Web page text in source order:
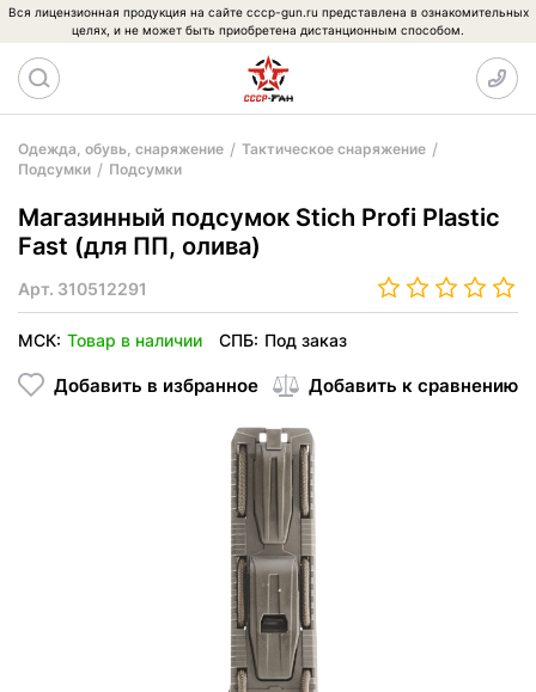
Вся лицензионная продукция на сайте cccp-gun.ru представлена в ознакомительных
целях, и не может быть приобретена дистанционным способом.
Одежда, обувь, снаряжение
Тактическое снаряжение
Подсумки
Подсумки
Магазинный подсумок Stich Profi Plastic
Fast (для ПП, олива)
Арт. 310512291
МСК: Товар в наличии СПБ: Под заказ
Добавить в избранное Добавить к сравнению